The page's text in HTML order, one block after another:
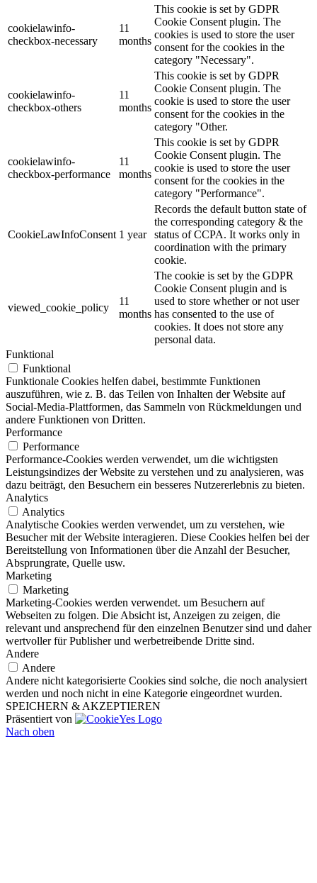
cookielawinfo-
checkbox-necessary
11
months
This cookie is set by GDPR
Cookie Consent plugin. The
cookies is used to store the user
consent for the cookies in the
category "Necessary".
cookielawinfo-
checkbox-others
11
months
This cookie is set by GDPR
Cookie Consent plugin. The
cookie is used to store the user
consent for the cookies in the
category "Other.
cookielawinfo-
checkbox-performance
11
months
This cookie is set by GDPR
Cookie Consent plugin. The
cookie is used to store the user
consent for the cookies in the
category "Performance".
CookieLawInfoConsent 1 year
Records the default button state of
the corresponding category & the
status of CCPA. It works only in
coordination with the primary
cookie.
viewed_cookie_policy
11
months
The cookie is set by the GDPR
Cookie Consent plugin and is
used to store whether or not user
has consented to the use of
cookies. It does not store any
personal data.
Funktional
Funktional
Funktionale Cookies helfen dabei, bestimmte Funktionen
auszuführen, wie z. B. das Teilen von Inhalten der Website auf
Social-Media-Plattformen, das Sammeln von Rückmeldungen und
andere Funktionen von Dritten.
Performance
Performance
Performance-Cookies werden verwendet, um die wichtigsten
Leistungsindizes der Website zu verstehen und zu analysieren, was
dazu beiträgt, den Besuchern ein besseres Nutzererlebnis zu bieten.
Analytics
Analytics
Analytische Cookies werden verwendet, um zu verstehen, wie
Besucher mit der Website interagieren. Diese Cookies helfen bei der
Bereitstellung von Informationen über die Anzahl der Besucher,
Absprungrate, Quelle usw.
Marketing
Marketing
Marketing-Cookies werden verwendet. um Besuchern auf
Webseiten zu folgen. Die Absicht ist, Anzeigen zu zeigen, die
relevant und ansprechend für den einzelnen Benutzer sind und daher
wertvoller für Publisher und werbetreibende Dritte sind.
Andere
Andere
Andere nicht kategorisierte Cookies sind solche, die noch analysiert
werden und noch nicht in eine Kategorie eingeordnet wurden.
SPEICHERN & AKZEPTIEREN
Präsentiert von
Nach oben